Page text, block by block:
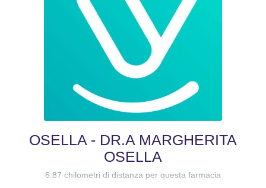
OSELLA - DR.A MARGHERITA
OSELLA
6.87 chilometri di distanza per questa farmacia